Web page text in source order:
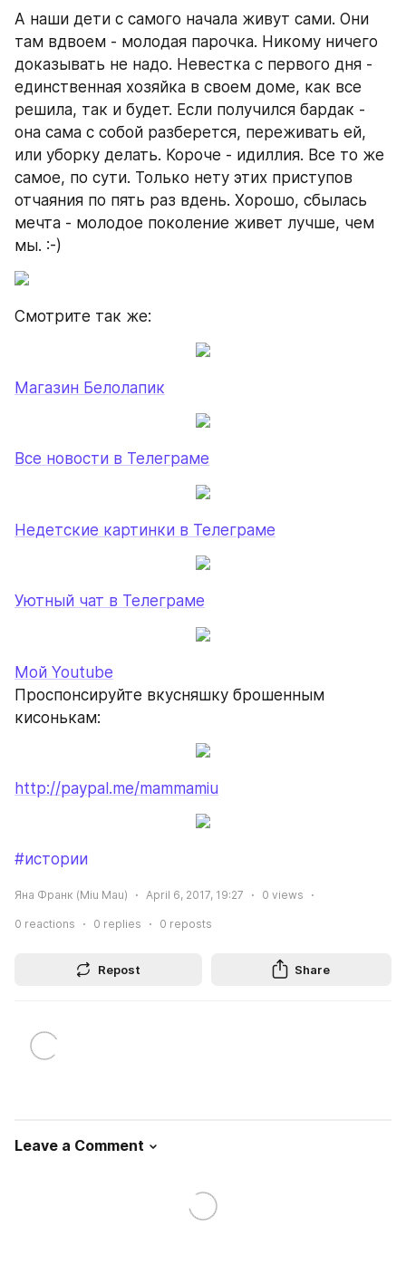
А наши дети с самого начала живут сами. Они
там вдвоем - молодая парочка. Никому ничего
доказывать не надо. Невестка с первого дня -
единственная хозяйка в своем доме, как все
решила, так и будет. Если получился бардак -
она сама с собой разберется, переживать ей,
или уборку делать. Короче - идиллия. Все то же
самое, по сути. Только нету этих приступов
отчаяния по пять раз вдень. Хорошо, сбылась
мечта - молодое поколение живет лучше, чем
мы. :-)
Смотрите так же:
Магазин Белолапик
Все новости в Телеграме
Недетские картинки в Телеграме
Уютный чат в Телеграме
Мой Youtube
Проспонсируйте вкусняшку брошенным
кисонькам:
http://paypal.me/mammamiu
#истории
Яна Франк (Miu Mau) April 6, 2017, 19:27 0 views
0 reactions 0 replies 0 reposts
Repost Share
Leave a Comment